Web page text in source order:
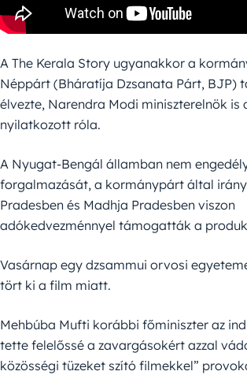
A The Kerala Story ugyanakkor a
Néppárt (Bháratíja Dzsanata Párt, BJP)
élvezte, Narendra Modi miniszterelnök is
nyilatkozott róla.
A Nyugat-Bengál államban nem
forgalmazását, a kormánypárt által
Pradesben és Madhja Pradesben viszon
adókedvezménnyel támogatták a
Vasárnap egy dzsammui orvosi
tört ki a film miatt.
Mehbúba Mufti korábbi főminiszter az
tette felelőssé a zavargásokért azzal
közösségi tüzeket szító filmekkel”